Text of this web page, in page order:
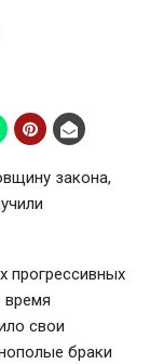
закона,
прогрессивных
время
свои
браки